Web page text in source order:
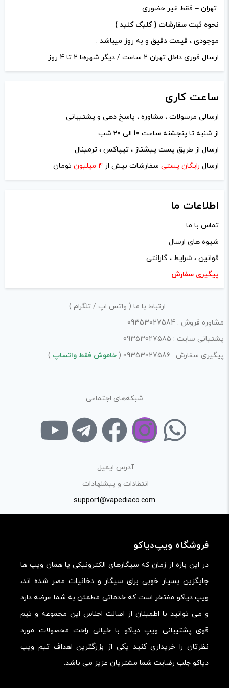
وات: 22 وات
Astro Space, Engine Space, Revenge
Soul, Transfo Space
*
ایمیل*
ذخیره نام، ایمیل و وبسایت من در مرورگر برای زمانی که دوباره
دیدگاهی می‌نویسم.
بیانی رسمی و عاری از لحن تند، تمسخرو توهین باشد.
از ارسال لینک‌های سایت‌های دیگر و ارایه‌ی اطلاعات شخصی
خودتان مثل شماره تماس، ایمیل و آی‌دی شبکه‌های اجتماعی
پرهیز کنید.
ارائه‌ی اطلاعات مشخص و دقیق برای راهنمایی سایر کاربران در
فرآیند خرید یک محصول توسط ایشان است.
با توجه به ساختار بخش نظرات، از پرسیدن سوال یا درخواست
راهنمایی در این بخش خودداری کرده و سوالات خود را در بخش
«پرسش و پاسخ» مطرح کنید.
کارایی:
تهران – فقط غیر حضوری
نحوه ثبت سفارشات ( کلیک کنید )
موجودی ، قیمت دقیق و به روز میباشد .
ارسال فوری داخل تهران 2 ساعت / دیگر شهرها 2 تا 4 روز
ساعت کاری
ارسالی مرسولات ، مشاوره ، پاسخ دهی و پشتیبانی
از شنبه تا پنجشنه ساعت 10 الی 20 شب
ارسال از طریق پست پیشتاز ، تیپاکس ، ترمینال
ارسال رایگان پستی سفارشات بیش از 4 میلیون تومان
اطلاعات ما
تماس با ما
شیوه های ارسال
قوانین ، شرایط ، گارانتی
پیگیری سفارش
ارتباط با ما ( واتس اپ / تلگرام ) :
مشاوره فروش : 09353027584
پشتیانی سایت : 09353027585
پیگیری سفارش : 09353027586 (
خاموش فقط واتساپ )
شبکه‌های اجتماعی
آدرس ایمیل
انتقادات و پیشنهادات
support@vapediaco.com
فروشگاه ویپ‌دیاکو
در این بازه از زمان که سیگارهای الکترونیکی یا همان ویپ ها
جایگزین بسیار خوبی برای سیگار و دخانیات مضر شده اند،
ویپ دیاکو مفتخر است که خدماتی مطمئن به شما عرضه دارد
و می توانید با اطمینان از اصالت اجناس این مجموعه و تیم
قوی پشتیبانی ویپ دیاکو با خیالی راحت محصولات مورد
نظرتان را خریداری کنید یکی از بزرگترین اهداف تیم ویپ
دیاکو جلب رضایت شما مشتریان عزیز می باشد.